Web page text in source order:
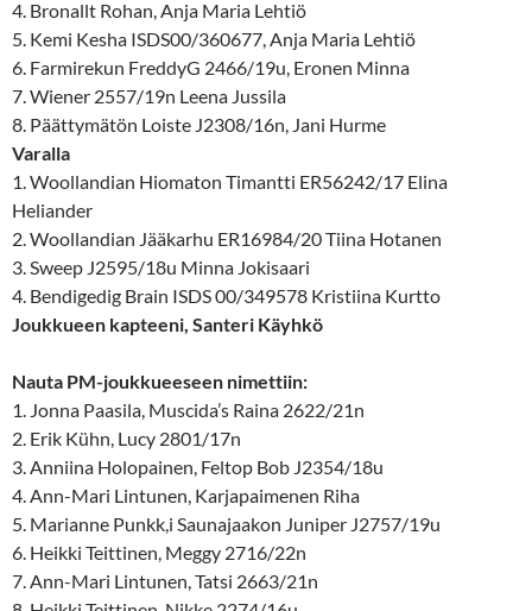
4. Bronallt Rohan, Anja Maria Lehtiö
5. Kemi Kesha ISDS00/360677, Anja Maria Lehtiö
6. Farmirekun FreddyG 2466/19u, Eronen Minna
7. Wiener 2557/19n Leena Jussila
8. Päättymätön Loiste J2308/16n, Jani Hurme
Varalla
1. Woollandian Hiomaton Timantti ER56242/17 Elina
Heliander
2. Woollandian Jääkarhu ER16984/20 Tiina Hotanen
3. Sweep J2595/18u Minna Jokisaari
4. Bendigedig Brain ISDS 00/349578 Kristiina Kurtto
Joukkueen kapteeni, Santeri Käyhkö
Nauta PM-joukkueeseen nimettiin:
1. Jonna Paasila, Muscida’s Raina 2622/21n
2. Erik Kühn, Lucy 2801/17n
3. Anniina Holopainen, Feltop Bob J2354/18u
4. Ann-Mari Lintunen, Karjapaimenen Riha
5. Marianne Punkk,i Saunajaakon Juniper J2757/19u
6. Heikki Teittinen, Meggy 2716/22n
7. Ann-Mari Lintunen, Tatsi 2663/21n